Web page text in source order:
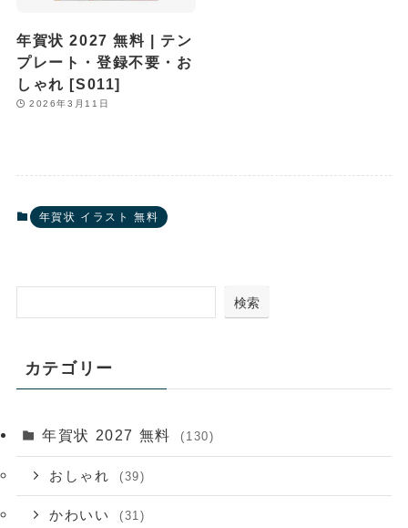
年賀状 2027 無料 | テン
プレート・登録不要・お
しゃれ [S011]
2026年3月11日
年賀状 イラスト 無料
検索
カテゴリー
年賀状 2027 無料 (130)
おしゃれ (39)
かわいい (31)